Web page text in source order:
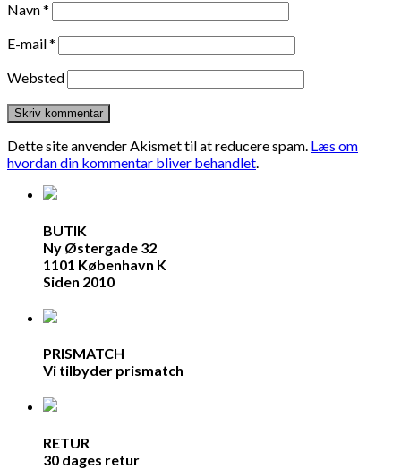
Navn*
E-mail*
Websted
Dette site anvender Akismet til at reducere spam. Læs om
hvordan din kommentar bliver behandlet.
BUTIK
Ny Østergade 32
1101 København K
Siden 2010
PRISMATCH
Vi tilbyder prismatch
RETUR
30 dages retur